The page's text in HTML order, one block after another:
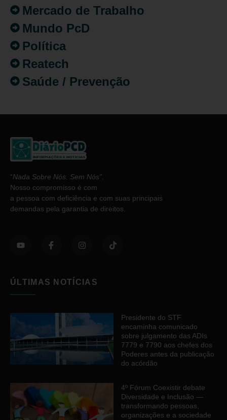
Mercado de Trabalho
Mundo PcD
Política
Reatech
Saúde / Prevenção
“Nada Sobre Nós. Sem Nós”
Nosso compromisso é com
a pessoa com deficiência e com suas principais
demandas pela garantia de direitos.
ÚLTIMAS NOTÍCIAS
Presidente do STF
encaminha comunicado
sobre julgamento das ADIs
7779 e 7790 aos chefes dos
Poderes antes da publicação
do acórdão
4º Fórum Coexistir debate
Diversidade e Inclusão —
transformando pessoas,
organizações e a sociedade